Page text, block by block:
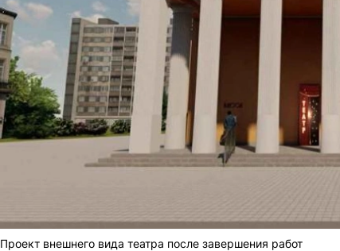
Проект внешнего вида театра после завершения работ